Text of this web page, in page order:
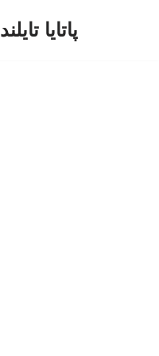
پاتایا تایلند